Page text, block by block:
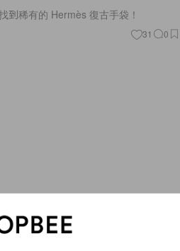
到稀有的 Hermès 復古手袋！
31 0